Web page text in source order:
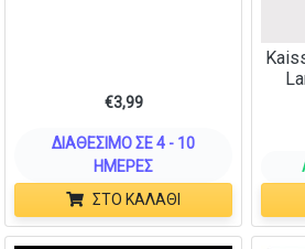
€3,99
ΔΙΑΘΈΣΙΜΟ ΣΕ 4 - 10
ΗΜΈΡΕΣ
ΣΤΟ ΚΑΛΆΘΙ